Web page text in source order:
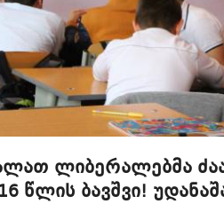
ლიბერალებმა
წლის ბავშვი!